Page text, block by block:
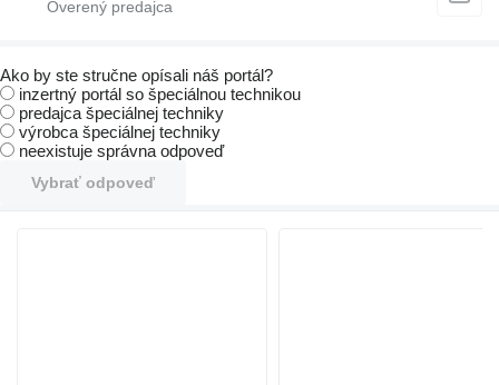
Ako by ste stručne opísali náš portál?
inzertný portál so špeciálnou technikou
predajca špeciálnej techniky
výrobca špeciálnej techniky
neexistuje správna odpoveď
Vybrať odpoveď